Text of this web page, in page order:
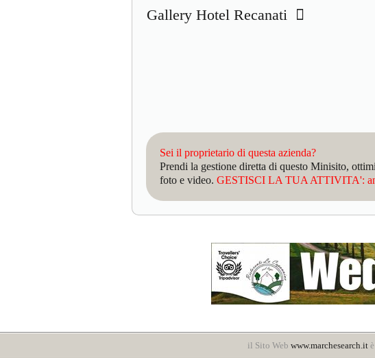
Gallery Hotel Recanati
Sei il proprietario di questa azienda?
Prendi la gestione diretta di questo Minisito,
foto e video. GESTISCI LA TUA ATTIVITA':
il Sito Web www.marchesearch.it